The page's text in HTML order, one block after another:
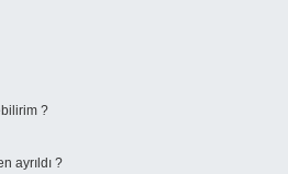
?
ayrıldı ?